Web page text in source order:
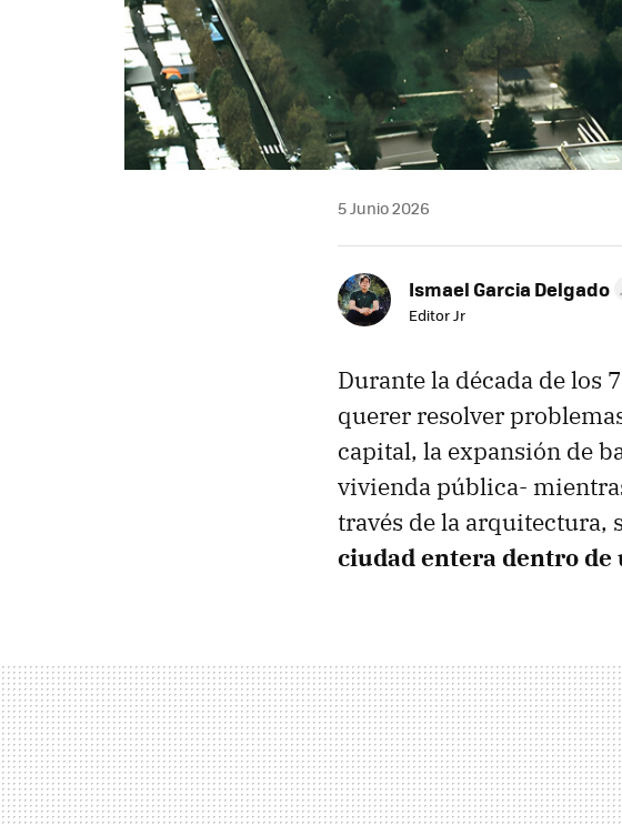
5 Junio 2026
Ismael Garcia Delgado
Editor Jr
Durante la década de los
querer resolver
capital, la expansión de
vivienda pública-
través de la arquitectura,
ciudad entera dentro